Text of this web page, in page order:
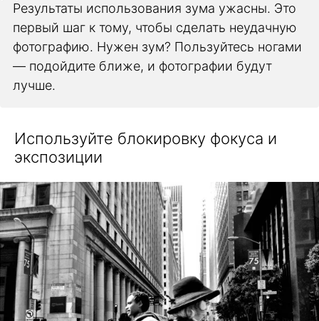
Результаты использования зума ужасны. Это
первый шаг к тому, чтобы сделать неудачную
фотографию. Нужен зум? Пользуйтесь ногами
— подойдите ближе, и фотографии будут
лучше.
Используйте блокировку фокуса и
экспозиции